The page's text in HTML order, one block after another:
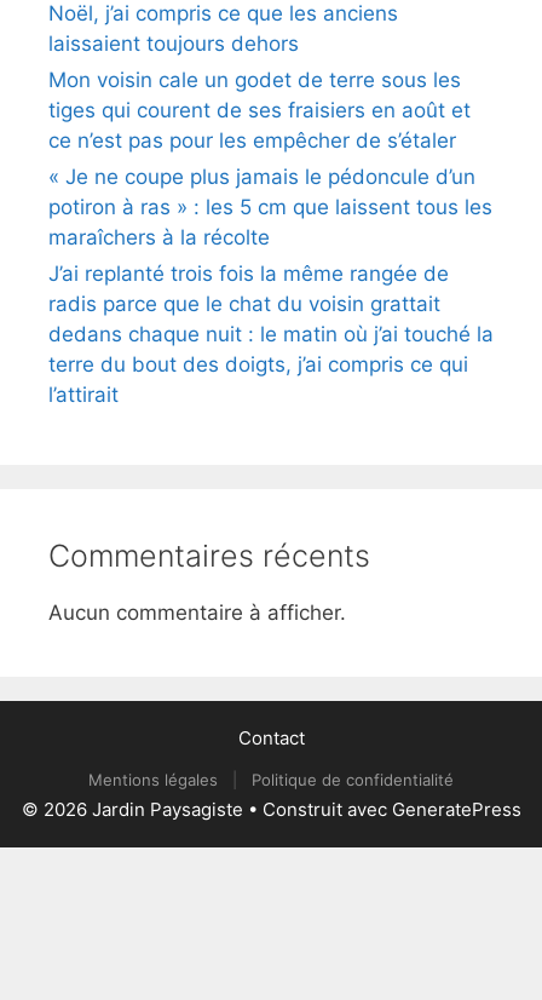
Noël, j’ai compris ce que les anciens
laissaient toujours dehors
Mon voisin cale un godet de terre sous les
tiges qui courent de ses fraisiers en août et
ce n’est pas pour les empêcher de s’étaler
« Je ne coupe plus jamais le pédoncule d’un
potiron à ras » : les 5 cm que laissent tous les
maraîchers à la récolte
J’ai replanté trois fois la même rangée de
radis parce que le chat du voisin grattait
dedans chaque nuit : le matin où j’ai touché la
terre du bout des doigts, j’ai compris ce qui
l’attirait
Commentaires récents
Aucun commentaire à afficher.
Contact
Mentions légales Politique de confidentialité
© 2026 Jardin Paysagiste • Construit avec GeneratePress